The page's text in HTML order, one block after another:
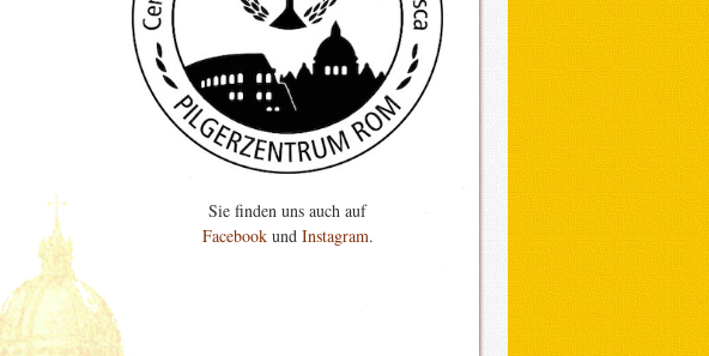
Sie finden uns auch auf
Facebookund Instagram.